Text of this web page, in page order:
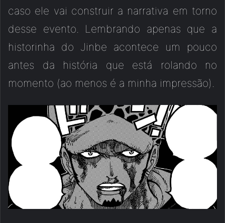
caso ele vai construir a narrativa em torno
desse evento. Lembrando apenas que a
historinha do Jinbe acontece um pouco
antes da história que está rolando no
momento (ao menos é a minha impressão).